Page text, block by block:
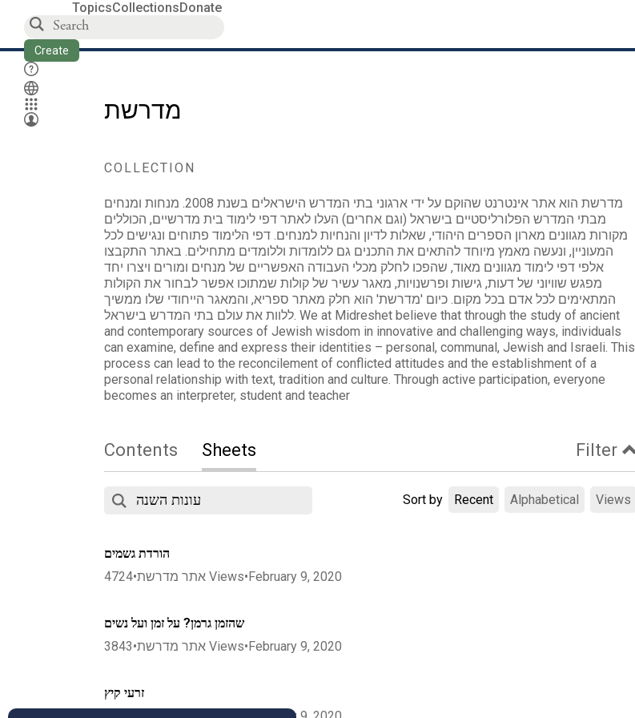
TopicsCollectionsDonate
Create
מדרשת
COLLECTION
מדרשת הוא אתר אינטרנט שהוקם על ידי ארגוני בתי המדרש הישראלים בשנת 2008. מנחות ומנחים
מבתי המדרש הפלורליסטיים בישראל (וגם אחרים) העלו לאתר דפי לימוד בית מדרשיים, הכוללים
מקורות מגוונים מארון הספרים היהודי, שאלות לדיון והנחיות למנחים. דפי הלימוד פתוחים ונגישים לכל
המעוניין, ונעשה מאמץ מיוחד להתאים את התכנים גם ללומדות וללומדים מתחילים. באתר התקבצו
אלפי דפי לימוד מגוונים מאוד, שהפכו לחלק מכלי העבודה האפשריים של מנחים ומורים ויצרו יחד
מפגש שוויוני של דעות, גישות ופרשנויות, מאגר עשיר של קולות שמתוכו אפשר לבחור את הקולות
המתאימים לכל אדם בכל מקום. כיום 'מדרשת' הוא חלק מאתר ספריא, והמאגר הייחודי שלו ממשיך
ללוות את עולם בתי המדרש בישראל. We at Midreshet believe that through the study of ancient
and contemporary sources of Jewish wisdom in innovative and challenging ways, individuals
can examine, define and express their identities – personal, communal, Jewish and Israeli. This
process can lead to the reconcilement of conflicted attitudes and the establishment of a
personal relationship with text, tradition and culture. Through active participation, everyone
becomes an interpreter, student and teacher
Contents Sheets Filter
Sort by Recent Alphabetical Views
הורדת גשמים
אתר מדרשת•
4724 Views•February 9, 2020
שהזמן גרמן? על זמן ועל נשים
אתר מדרשת•
3843 Views•February 9, 2020
זרעי קיץ